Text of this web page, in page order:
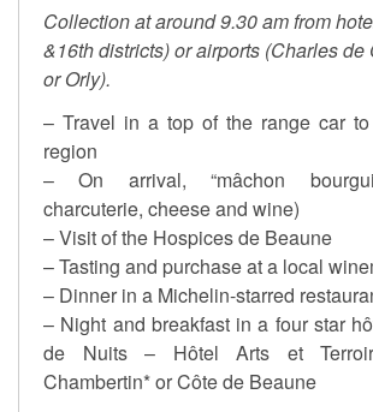
Collection at around 9.30 am from
&16th districts) or airports (Charles de
or Orly).
– Travel in a top of the range car
region
– On arrival, “mâchon
charcuterie, cheese and wine)
– Visit of the Hospices de Beaune
– Tasting and purchase at a local
– Dinner in a Michelin-starred
– Night and breakfast in a four star
de Nuits – Hôtel Arts et
Chambertin* or Côte de Beaune